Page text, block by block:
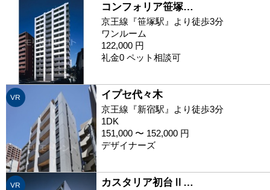
コンフォリア笹塚…
京王線『笹塚駅』より徒歩3分
ワンルーム
122,000 円
礼金0 ペット相談可
VR イプセ代々木
京王線『新宿駅』より徒歩3分
1DK
151,000 〜 152,000 円
デザイナーズ
VR カスタリア初台Ⅱ…